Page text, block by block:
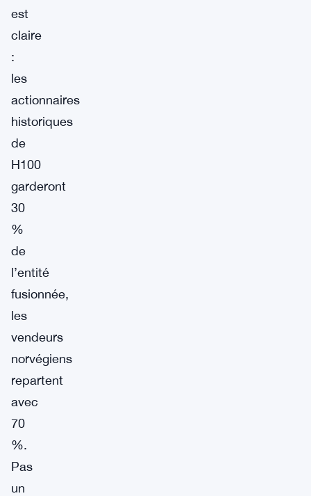
est
claire
:
les
actionnaires
historiques
de
H100
garderont
30
%
de
l’entité
fusionnée,
les
vendeurs
norvégiens
repartent
avec
70
%.
Pas
un